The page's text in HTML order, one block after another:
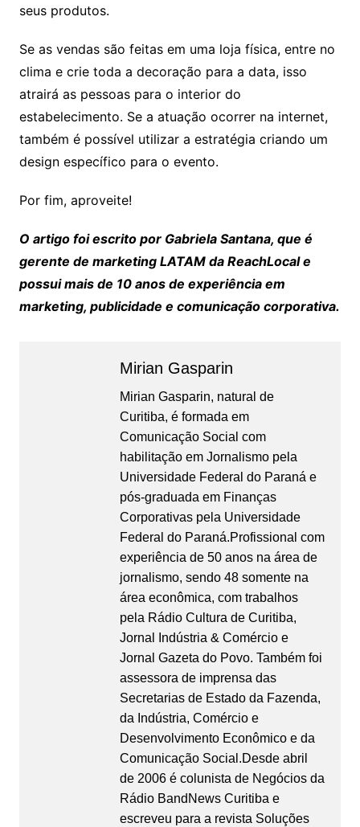
seus produtos.
Se as vendas são feitas em uma loja física, entre no
clima e crie toda a decoração para a data, isso
atrairá as pessoas para o interior do
estabelecimento. Se a atuação ocorrer na internet,
também é possível utilizar a estratégia criando um
design específico para o evento.
Por fim, aproveite!
O artigo foi escrito por Gabriela Santana, que é
gerente de marketing LATAM da ReachLocal e
possui mais de 10 anos de experiência em
marketing, publicidade e comunicação corporativa.
Mirian Gasparin
Mirian Gasparin, natural de
Curitiba, é formada em
Comunicação Social com
habilitação em Jornalismo pela
Universidade Federal do Paraná e
pós-graduada em Finanças
Corporativas pela Universidade
Federal do Paraná.Profissional com
experiência de 50 anos na área de
jornalismo, sendo 48 somente na
área econômica, com trabalhos
pela Rádio Cultura de Curitiba,
Jornal Indústria & Comércio e
Jornal Gazeta do Povo. Também foi
assessora de imprensa das
Secretarias de Estado da Fazenda,
da Indústria, Comércio e
Desenvolvimento Econômico e da
Comunicação Social.Desde abril
de 2006 é colunista de Negócios da
Rádio BandNews Curitiba e
escreveu para a revista Soluções